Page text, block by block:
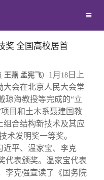
》
奖 全国高校居首
王燕 孟宪飞） 1 月 18 日
上
大会在北京人民大会堂
琼海教授等完成的“立
目和土木系聂建国教
组合结构新技术及其应
术发明奖一等奖。
近平、温家宝、李克
代表颁奖。温家宝代表
李克强宣读了《国务院